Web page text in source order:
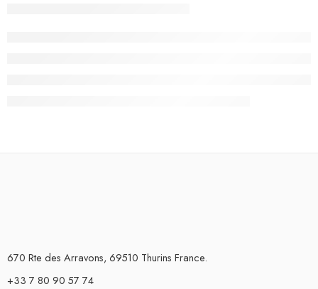
670 Rte des Arravons, 69510 Thurins France.
+33 7 80 90 57 74